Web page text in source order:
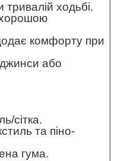
тривалій ходьбі.
хорошою
комфорту при
або
сітка.
та піно-
гума.